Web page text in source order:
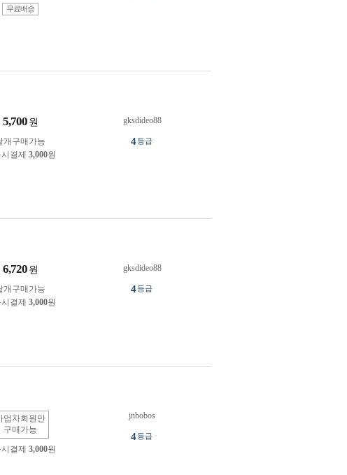
무료배송
5,700 원
개구매가능
결제 3,000원
gksdideo88
4등급
6,720 원
개구매가능
결제 3,000원
gksdideo88
4등급
업자회원만
구매가능
결제 3,000원
jnbobos
4등급